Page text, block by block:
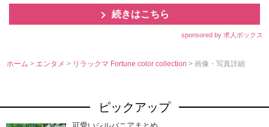
続きはこちら
sponsored by 求人ボックス
ホーム > エンタメ> リラックマ Fortune color collection> 画像・写真詳細
ピックアップ